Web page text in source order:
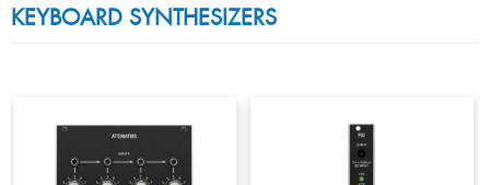
KEYBOARD SYNTHESIZERS